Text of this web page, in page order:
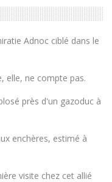
Adnoc ciblé dans le
elle, ne compte pas.
près d'un gazoduc à
enchères, estimé à
visite chez cet allié